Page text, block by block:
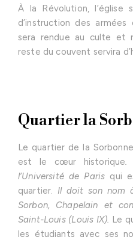
À la Révolution, l’église
d’instruction des
sera rendue au culte et
reste du couvent servira
Quartier la
Le quartier de la
est le cœur historique.
l’Université de Paris qui
quartier. Il doit son nom
Sorbon, Chapelain et
Saint-Louis (Louis IX). Le
les étudiants avec ses